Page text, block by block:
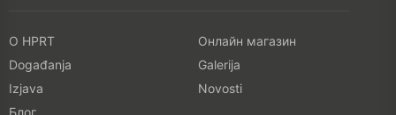
O HPRT
Онлайн магазин
Događanja
Galerija
Izjava
Novosti
Блог